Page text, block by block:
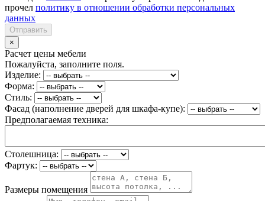
прочел политику в отношении обработки персональных
данных
Отправить
×
Расчет цены мебели
Пожалуйста, заполните поля.
Изделие:
Форма:
Стиль:
Фасад (наполнение дверей для шкафа-купе):
Предполагаемая техника:
Столешница:
Фартук:
Размеры помещения